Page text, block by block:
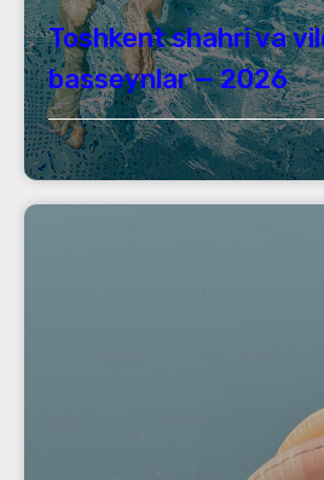
Toshkent shahri va
basseynlar — 2026